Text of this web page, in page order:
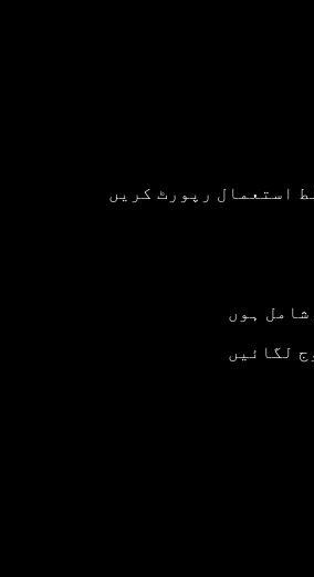
استعمال رپورٹ کریں
شامل ہوں
لگائیں